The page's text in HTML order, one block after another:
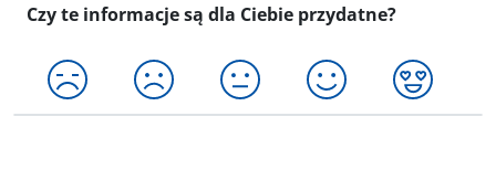
Czy te informacje są dla Ciebie przydatne?